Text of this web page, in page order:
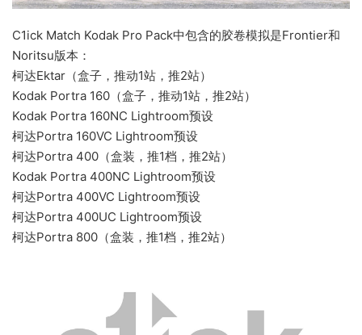
C1ick Match Kodak Pro Pack中包含的胶卷模拟是Frontier和
Noritsu版本：
柯达Ektar（盒子，推动1站，推2站）
Kodak Portra 160（盒子，推动1站，推2站）
Kodak Portra 160NC Lightroom预设
柯达Portra 160VC Lightroom预设
柯达Portra 400（盒装，推1档，推2站）
Kodak Portra 400NC Lightroom预设
柯达Portra 400VC Lightroom预设
柯达Portra 400UC Lightroom预设
柯达Portra 800（盒装，推1档，推2站）